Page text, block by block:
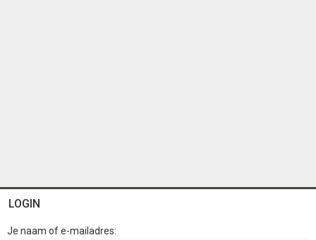
LOGIN
Je naam of e-mailadres